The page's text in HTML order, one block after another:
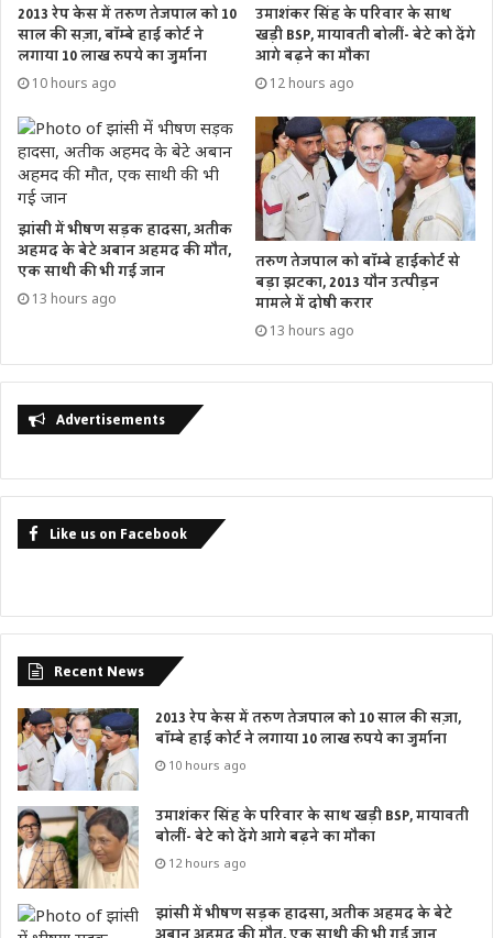
2013 रेप केस में तरुण तेजपाल को 10
साल की सज़ा, बॉम्बे हाई कोर्ट ने
लगाया 10 लाख रुपये का जुर्माना
10 hours ago
उमाशंकर सिंह के परिवार के साथ
खड़ी BSP, मायावती बोलीं- बेटे को देंगे
आगे बढ़ने का मौका
12 hours ago
झांसी में भीषण सड़क हादसा, अतीक
अहमद के बेटे अबान अहमद की मौत,
एक साथी की भी गई जान
13 hours ago
तरुण तेजपाल को बॉम्बे हाईकोर्ट से
बड़ा झटका, 2013 यौन उत्पीड़न
मामले में दोषी करार
13 hours ago
Advertisements
Like us on Facebook
Recent News
2013 रेप केस में तरुण तेजपाल को 10 साल की सज़ा,
बॉम्बे हाई कोर्ट ने लगाया 10 लाख रुपये का जुर्माना
10 hours ago
उमाशंकर सिंह के परिवार के साथ खड़ी BSP, मायावती
बोलीं- बेटे को देंगे आगे बढ़ने का मौका
12 hours ago
झांसी में भीषण सड़क हादसा, अतीक अहमद के बेटे